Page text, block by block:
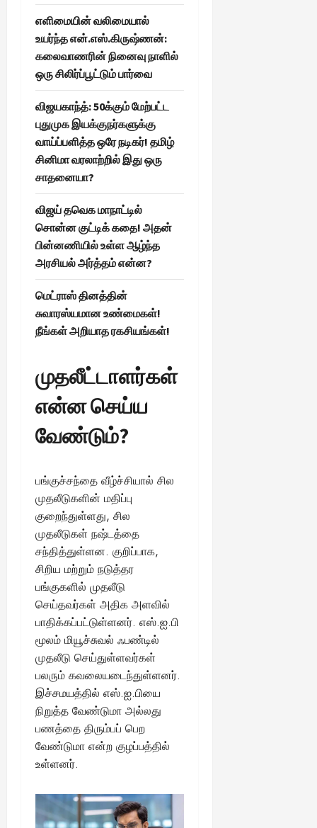
எளிமையின் வலிமையால்
உயர்ந்த என்.எஸ்.கிருஷ்ணன்:
கலைவாணரின் நினைவு நாளில்
ஒரு சிலிர்ப்பூட்டும் பார்வை
விஜயகாந்த்: 50க்கும் மேற்பட்ட
புதுமுக இயக்குநர்களுக்கு
வாய்ப்பளித்த ஒரே நடிகர்! தமிழ்
சினிமா வரலாற்றில் இது ஒரு
சாதனையா?
விஜய் தவெக மாநாட்டில்
சொன்ன குட்டிக் கதை! அதன்
பின்னணியில் உள்ள ஆழ்ந்த
அரசியல் அர்த்தம் என்ன?
மெட்ராஸ் தினத்தின்
சுவாரஸ்யமான உண்மைகள்!
நீங்கள் அறியாத ரகசியங்கள்!
முதலீட்டாளர்கள்
என்ன செய்ய
வேண்டும்?
பங்குச்சந்தை வீழ்ச்சியால் சில
முதலீடுகளின் மதிப்பு
குறைந்துள்ளது, சில
முதலீடுகள் நஷ்டத்தை
சந்தித்துள்ளன. குறிப்பாக,
சிறிய மற்றும் நடுத்தர
பங்குகளில் முதலீடு
செய்தவர்கள் அதிக அளவில்
பாதிக்கப்பட்டுள்ளனர். எஸ்.ஐ.பி
மூலம் மியூச்சுவல் ஃபண்டில்
முதலீடு செய்துள்ளவர்கள்
பலரும் கவலையடைந்துள்ளனர்.
இச்சமயத்தில் எஸ்.ஐ.பியை
நிறுத்த வேண்டுமா அல்லது
பணத்தை திரும்பப் பெற
வேண்டுமா என்ற குழப்பத்தில்
உள்ளனர்.